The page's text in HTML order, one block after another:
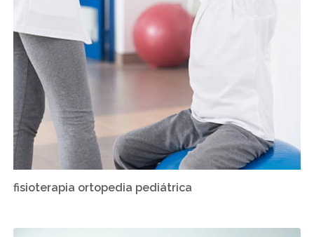
fisioterapia ortopedia pediátrica